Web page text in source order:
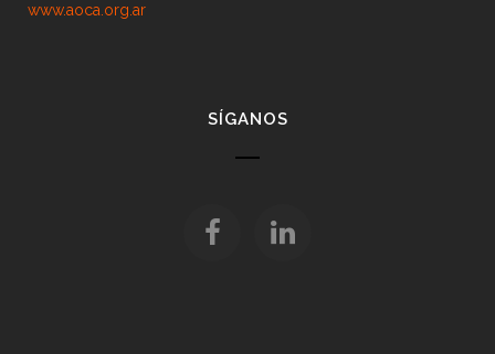
www.aoca.org.ar
SÍGANOS